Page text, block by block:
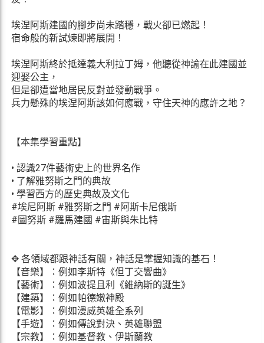
埃涅阿斯建國的腳步尚未踏穩，戰火卻已燃起！
宿命般的新試煉即將展開！
埃涅阿斯終於抵達義大利拉丁姆，他聽從神諭在此建國並
迎娶公主，
但是卻遭當地居民反對並發動戰爭。
兵力懸殊的埃涅阿斯該如何應戰，守住天神的應許之地？
【本集學習重點】
• 認識27件藝術史上的世界名作
• 了解雅努斯之門的典故
• 學習西方的歷史典故及文化
#埃尼阿斯 #雅努斯之門 #阿斯卡尼俄斯
#圖努斯 #羅馬建國 #宙斯與朱比特
✥ 各領域都跟神話有關，神話是掌握知識的基石！
【音樂】：例如李斯特《但丁交響曲》
【藝術】：例如波提且利《維納斯的誕生》
【建築】：例如帕德嫩神殿
【電影】：例如漫威英雄全系列
【手遊】：例如傳說對決、英雄聯盟
【宗教】：例如基督教、伊斯蘭教